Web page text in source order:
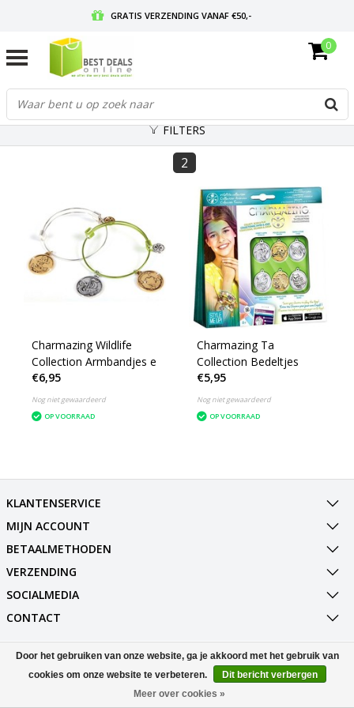
GRATIS VERZENDING VANAF €50,-
GRATIS RETOURNEREN EN 30 DAGEN BEDENKTIJD
0
FILTERS
2
Charmazing Wildlife
Collection Armbandjes e
€6,95
Nog niet gewaardeerd
OP VOORRAAD
Charmazing Ta
Collection Bedeltjes
€5,95
Nog niet gewaardeerd
OP VOORRAAD
KLANTENSERVICE
MIJN ACCOUNT
BETAALMETHODEN
VERZENDING
SOCIALMEDIA
CONTACT
© Copyright 2026 Best Deals Online BV Powered byLightspeed
All rights reserved byInStijl Media
Door het gebruiken van onze website, ga je akkoord met het gebruik van
cookies om onze website te verbeteren.
Dit bericht verbergen
Meer over cookies »